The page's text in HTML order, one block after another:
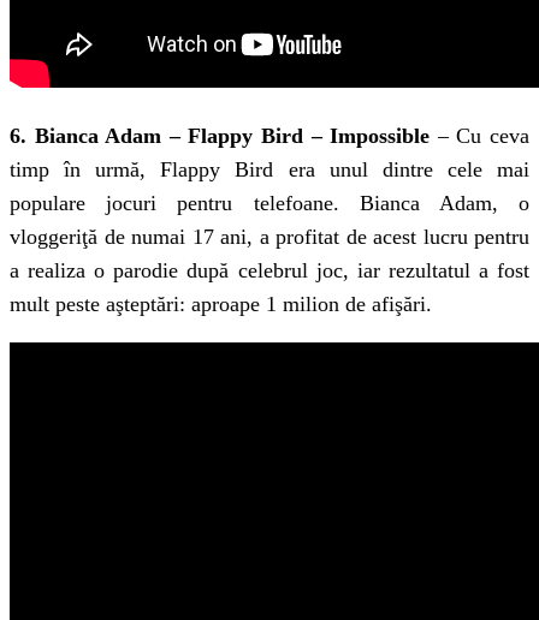
6. Bianca Adam – Flappy Bird – Impossible – Cu ceva
timp în urmă, Flappy Bird era unul dintre cele mai
populare jocuri pentru telefoane. Bianca Adam, o
vloggeriţă de numai 17 ani, a profitat de acest lucru pentru
a realiza o parodie după celebrul joc, iar rezultatul a fost
mult peste aşteptări: aproape 1 milion de afişări.